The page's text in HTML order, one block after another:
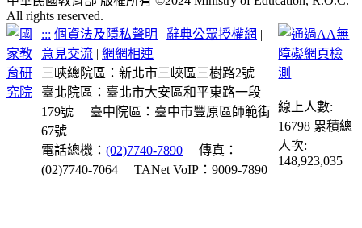
All rights reserved.
::: 個資法及隱私聲明 | 辭典公眾授權網 |
意見交流 |網網相連
三峽總院區：新北市三峽區三樹路2號
臺北院區：臺北市大安區和平東路一段
179號
臺中院區：臺中市豐原區師範街
67號
電話總機：(02)7740-7890
傳真：
(02)7740-7064
TANet VoIP：9009-7890
線上人數:
16798 累積總
人次:
148,923,035